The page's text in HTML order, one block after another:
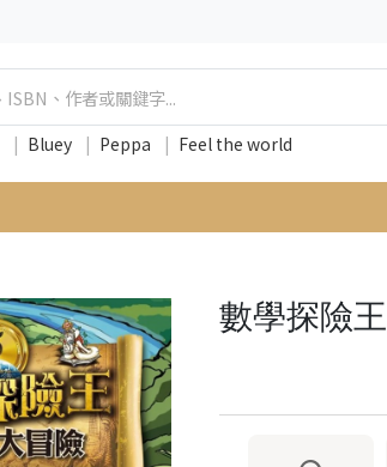
| Bluey | Peppa | Feel the world
數學探險王